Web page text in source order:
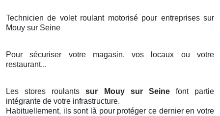
Technicien de volet roulant motorisé pour entreprises sur
Mouy sur Seine
Pour sécuriser votre magasin, vos locaux ou votre
restaurant...
Les stores roulantssur Mouy sur Seine font partie
intégrante de votre infrastructure.
Habituellement, ils sont là pour protéger ce dernier en votre